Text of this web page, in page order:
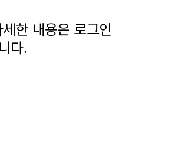
한 내용은 로그인
다.